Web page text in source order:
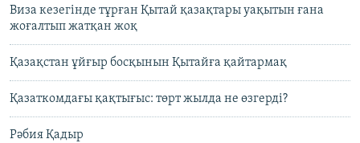
Виза кезегінде тұрған Қытай қазақтары уақытын ғана
жоғалтып жатқан жоқ
Қазақстан ұйғыр босқынын Қытайға қайтармақ
Қазаткомдағы қақтығыс: төрт жылда не өзгерді?
Рәбия Қадыр